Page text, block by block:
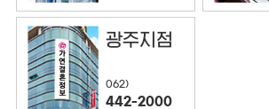
광주지점
062)
442-2000